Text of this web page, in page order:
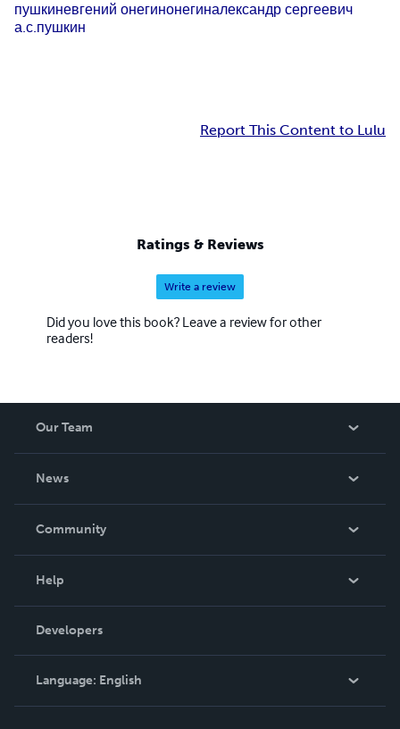
пушкиневгений онегинонегиналександр сергеевич
а.с.пушкин
Report This Content to Lulu
Ratings & Reviews
Write a review
Did you love this book? Leave a review for other
readers!
Our Team
News
In The News
Community
Podcast
Help
Order Lookup
Knowledge Base
Contact Support
Developers
Language: English